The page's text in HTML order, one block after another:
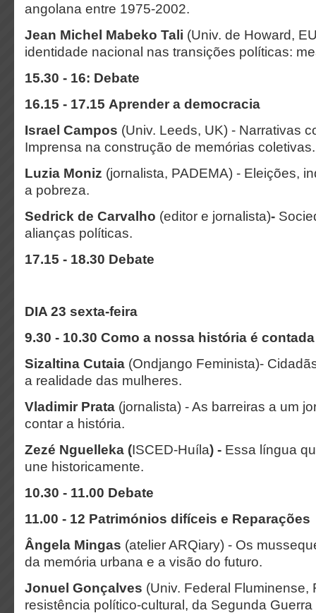
angolana entre 1975-2002.
Jean Michel Mabeko Tali (Univ. de Howard,
identidade nacional nas transições políticas:
15.30 - 16: Debate
16.15 - 17.15 Aprender a democracia
Israel Campos (Univ. Leeds, UK) - Narrativas
Imprensa na construção de memórias
Luzia Moniz (jornalista, PADEMA) - Eleições,
a pobreza.
Sedrick de Carvalho (editor e jornalista)-
alianças políticas.
17.15 - 18.30 Debate
DIA 23 sexta-feira
9.30 - 10.30 Como a nossa história é contada
Sizaltina Cutaia (Ondjango Feminista)-
a realidade das mulheres.
Vladimir Prata (jornalista) - As barreiras a um
contar a história.
Zezé Nguelleka (ISCED-Huíla) - Essa língua
une historicamente.
10.30 - 11.00 Debate
11.00 - 12 Patrimónios difíceis e Reparações
Ângela Mingas (atelier ARQiary) - Os
da memória urbana e a visão do futuro.
Jonuel Gonçalves (Univ. Federal
resistência político-cultural, da Segunda